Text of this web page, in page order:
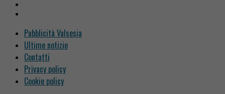
Pubblicità Valsesia
Ultime notizie
Contatti
Privacy policy
Cookie policy